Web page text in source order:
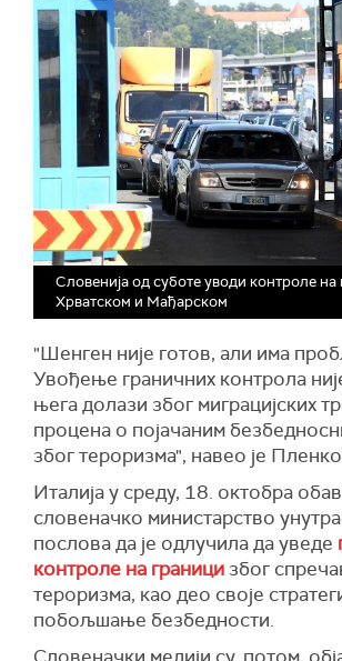
Словенија од суботе уводи контроле на
Хрватском и Мађарском
"Шенген није готов, али има
Увођење граничних контрола
њега долази због миграцијских
процена о појачаним
због тероризма", навео је
Италија у среду, 18. октобра
словеначко министарство
послова да је одлучила да уведе
контроле на граници због
тероризма, као део своје
побољшање безбедности.